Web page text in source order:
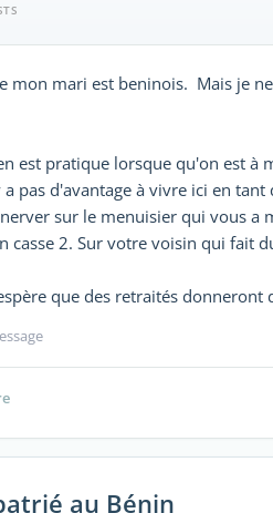
mon mari est beninois. Mais je
est pratique lorsque qu'on est
pas d'avantage à vivre ici en
sur le menuisier qui vous a
casse 2. Sur votre voisin qui fait
que des retraités donneront
au Bénin